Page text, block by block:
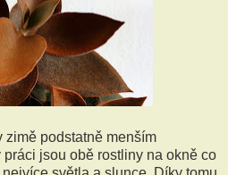
zimě podstatně menším
jsou obě rostliny na okně co